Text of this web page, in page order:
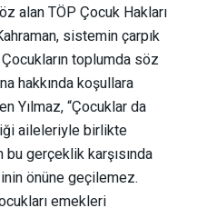
alan TÖP Çocuk Hakları
sistemin çarpık
Çocukların toplumda söz
hakkında koşullara
Yılmaz, “Çocuklar da
aileleriyle birlikte
gerçeklik karşısında
önüne geçilemez.
emekleri